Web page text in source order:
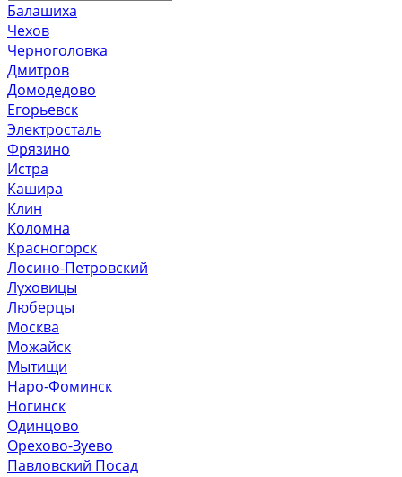
Балашиха
Чехов
Черноголовка
Дмитров
Домодедово
Егорьевск
Электросталь
Фрязино
Истра
Кашира
Клин
Коломна
Красногорск
Лосино-Петровский
Луховицы
Люберцы
Москва
Можайск
Мытищи
Наро-Фоминск
Ногинск
Одинцово
Орехово-Зуево
Павловский Посад